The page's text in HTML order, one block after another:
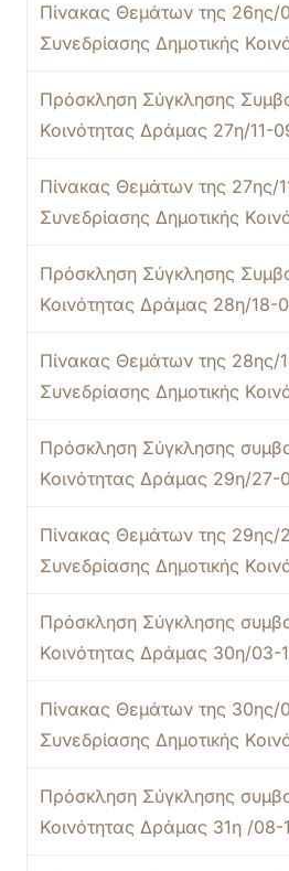
Πίνακας Θεμάτων της 26ης/
Συνεδρίασης Δημοτικής
Πρόσκληση Σύγκλησης
Κοινότητας Δράμας 27η/11-
Πίνακας Θεμάτων της 27ης/
Συνεδρίασης Δημοτικής
Πρόσκληση Σύγκλησης
Κοινότητας Δράμας 28η/18-
Πίνακας Θεμάτων της 28ης/
Συνεδρίασης Δημοτικής
Πρόσκληση Σύγκλησης
Κοινότητας Δράμας 29η/27-
Πίνακας Θεμάτων της 29ης/
Συνεδρίασης Δημοτικής
Πρόσκληση Σύγκλησης
Κοινότητας Δράμας 30η/03-
Πίνακας Θεμάτων της 30ης/
Συνεδρίασης Δημοτικής
Πρόσκληση Σύγκλησης
Κοινότητας Δράμας 31η /08-